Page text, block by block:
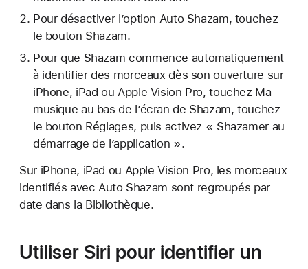
Pour désactiver l’option Auto Shazam, touchez
le bouton Shazam.
Pour que Shazam commence automatiquement
à identifier des morceaux dès son ouverture sur
iPhone, iPad ou Apple Vision Pro, touchez Ma
musique au bas de l’écran de Shazam, touchez
le bouton Réglages, puis activez « Shazamer au
démarrage de l’application ».
Sur iPhone, iPad ou Apple Vision Pro, les morceaux
identifiés avec Auto Shazam sont regroupés par
date dans la Bibliothèque.
Utiliser Siri pour identifier un